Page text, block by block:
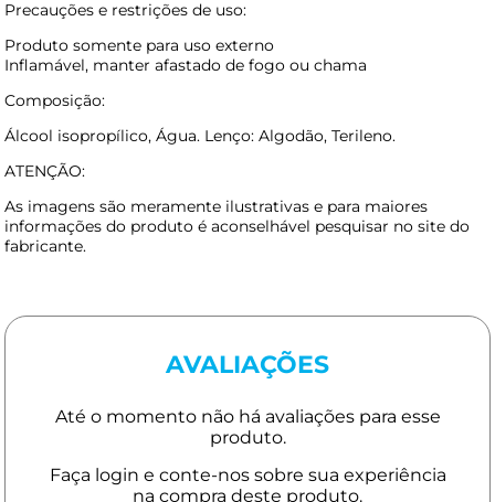
Precauções e restrições de uso:
Produto somente para uso externo
Inflamável, manter afastado de fogo ou chama
Composição:
Álcool isopropílico, Água. Lenço: Algodão, Terileno.
ATENÇÃO:
As imagens são meramente ilustrativas e para maiores
informações do produto é aconselhável pesquisar no site do
fabricante.
AVALIAÇÕES